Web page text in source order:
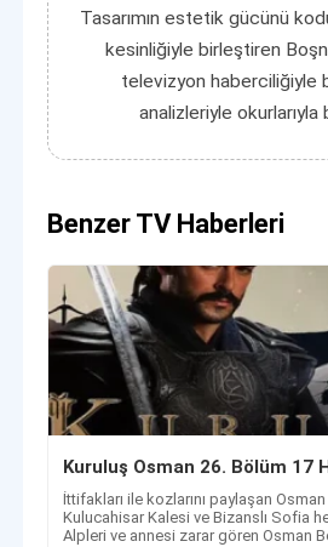
Tasarımın estetik gücünü
kesinliğiyle birleştiren
televizyon haberciliğiyle
analizleriyle okurlarıyla
Benzer TV Haberleri
Kuruluş Osman 26. Bölüm 17
İttifakları ile kozlarını paylaşan
Kulucahisar Kalesi ve Bizanslı Sofia
Alpleri ve annesi zarar gören Osman